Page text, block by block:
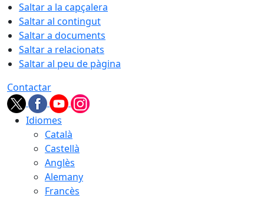
Saltar a la capçalera
Saltar al contingut
Saltar a documents
Saltar a relacionats
Saltar al peu de pàgina
Contactar
Idiomes
Català
Castellà
Anglès
Alemany
Francès